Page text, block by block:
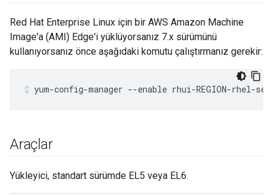
Red Hat Enterprise Linux için bir AWS Amazon Machine
Image'a (AMI) Edge'i yüklüyorsanız 7.x sürümünü
kullanıyorsanız önce aşağıdaki komutu çalıştırmanız gerekir:
yum-config-manager --enable rhui-REGION-rhel-
Araçlar
Yükleyici, standart sürümde EL5 veya EL6.